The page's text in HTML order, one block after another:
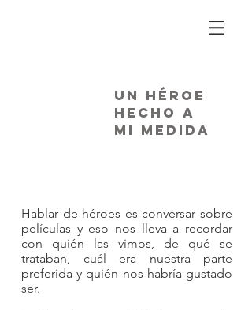
UN HÉROE
HECHO A
MI MEDIDA
Hablar de héroes es conversar sobre
películas y eso nos lleva a recordar
con quién las vimos, de qué se
trataban, cuál era nuestra parte
preferida y quién nos habría gustado
ser.